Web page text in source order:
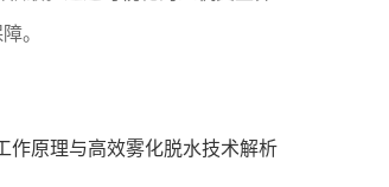
。
作原理与高效雾化脱水技术解析